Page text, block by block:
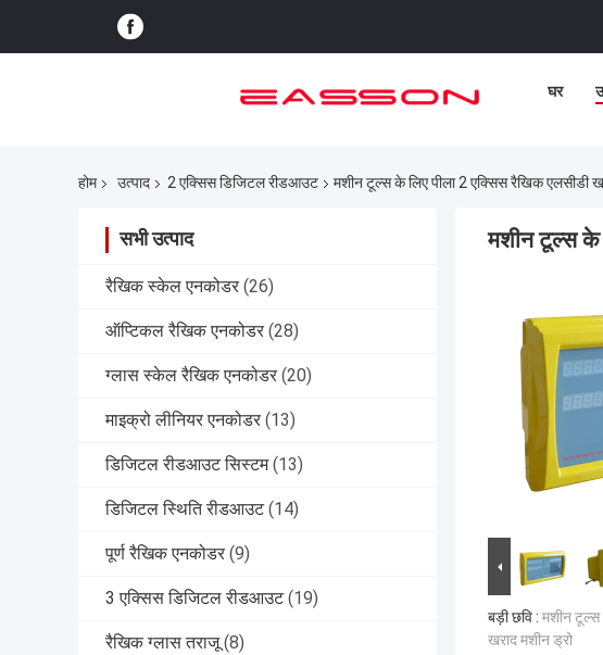
घर
होम उत्पाद 2 एक्सिस डिजिटल रीडआउट मशीन टूल्स के लिए पीला 2 एक्सिस रैखिक एलसीडी
सभी उत्पाद
रैखिक स्केल एनकोडर (26)
ऑप्टिकल रैखिक एनकोडर (28)
ग्लास स्केल रैखिक एनकोडर (20)
माइक्रो लीनियर एनकोडर (13)
डिजिटल रीडआउट सिस्टम (13)
डिजिटल स्थिति रीडआउट (14)
पूर्ण रैखिक एनकोडर (9)
3 एक्सिस डिजिटल रीडआउट (19)
रैखिक ग्लास तराजू (8)
मशीन टूल्स के
बड़ी छवि : मशीन टूल्स
खराद मशीन ड्रो